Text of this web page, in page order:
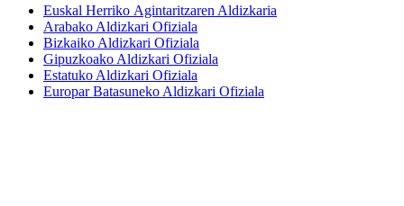
Euskal Herriko Agintaritzaren Aldizkaria
Arabako Aldizkari Ofiziala
Bizkaiko Aldizkari Ofiziala
Gipuzkoako Aldizkari Ofiziala
Estatuko Aldizkari Ofiziala
Europar Batasuneko Aldizkari Ofiziala